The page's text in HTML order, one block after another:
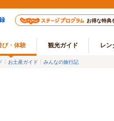
お得な特典
び・体験 観光ガイド レン
お土産ガイド みんなの旅行記